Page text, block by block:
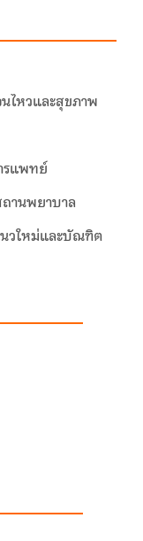
นไหวและสุขภาพ
รแพทย์
ถานพยาบาล
นวใหม่และบัณฑิต